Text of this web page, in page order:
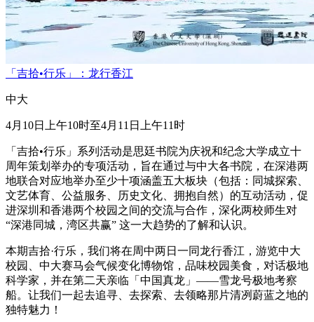
「吉拾•行乐」：龙行香江
中大
4月10日上午10时至4月11日上午11时
「吉拾•行乐」系列活动是思廷书院为庆祝和纪念大学成立十
周年策划举办的专项活动，旨在通过与中大各书院，在深港两
地联合对应地举办至少十项涵盖五大板块（包括：同城探索、
文艺体育、公益服务、历史文化、拥抱自然）的互动活动，促
进深圳和香港两个校园之间的交流与合作，深化两校师生对
“深港同城，湾区共赢” 这一大趋势的了解和认识。
本期吉拾·行乐，我们将在周中两日一同龙行香江，游览中大
校园、中大赛马会气候变化博物馆，品味校园美食，对话极地
科学家，并在第二天亲临「中国真龙」——雪龙号极地考察
船。让我们一起去追寻、去探索、去领略那片清冽蔚蓝之地的
独特魅力！